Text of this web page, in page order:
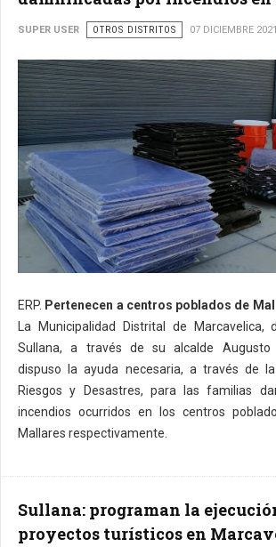
SUPER USER OTROS DISTRITOS 07 DICIEMBRE 2021
ERP. Pertenecen a centros poblados de
La Municipalidad Distrital de Marcavelica,
Sullana, a través de su alcalde Augusto
dispuso la ayuda necesaria, a través de
Riesgos y Desastres, para las familias
incendios ocurridos en los centros
Mallares respectivamente.
Sullana: programan la
proyectos turísticos en